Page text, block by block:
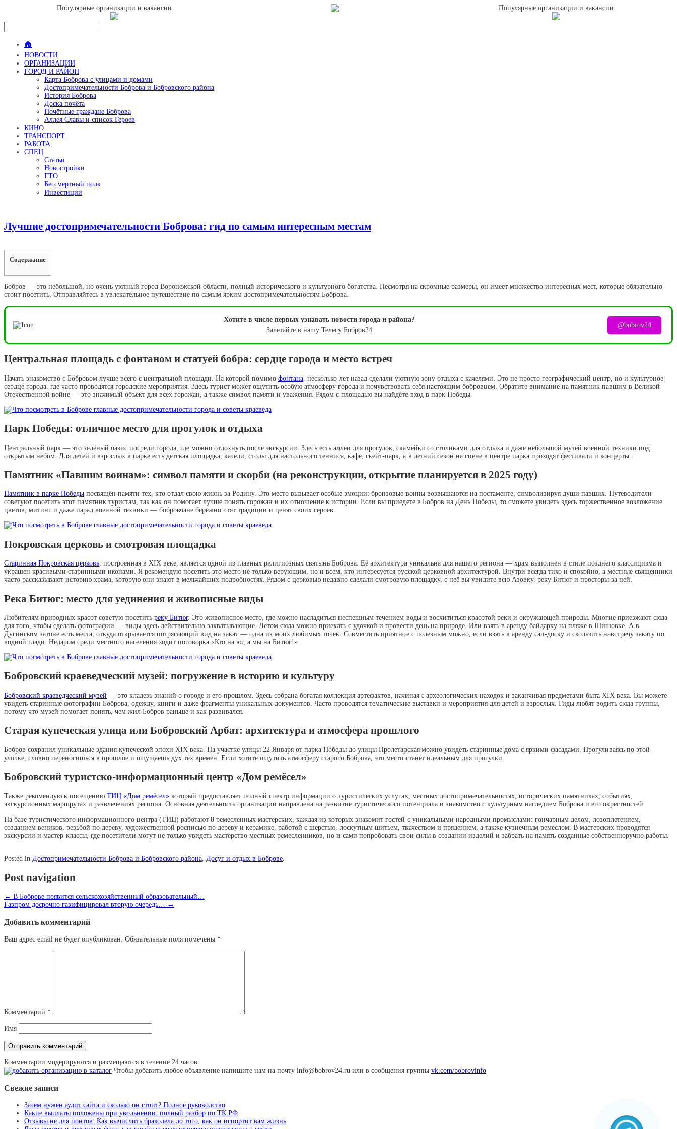
Популярные организации и вакансии Популярные организации и вакансии
🏠
НОВОСТИ
ОРГАНИЗАЦИИ
ГОРОД И РАЙОН
Карта Боброва с улицами и домами
Достопримечательности Боброва и Бобровского района
История Боброва
Доска почёта
Почётные граждане Боброва
Аллея Славы и список Героев
КИНО
ТРАНСПОРТ
РАБОТА
СПЕЦ
Статьи
Новостройки
ГТО
Бессмертный полк
Инвестиции
Лучшие достопримечательности Боброва: гид по самым интересным местам
Содержание
Бобров — это небольшой, но очень уютный город Воронежской области, полный исторического и культурного богатства. Несмотря на скромные размеры, он имеет множество интересных мест, которые обязательно
стоит посетить. Отправляйтесь в увлекательное путешествие по самым ярким достопримечательностям Боброва.
Хотите в числе первых узнавать новости города и района?
Залетайте в нашу Телегу Бобров24
@bobrov24
Центральная площадь с фонтаном и статуей бобра: сердце города и место встреч
Начать знакомство с Бобровом лучше всего с центральной площади. На которой помимо фонтана , несколько лет назад сделали уютную зону отдыха с качелями. Это не просто географический центр, но и культурное
сердце города, где часто проводятся городские мероприятия. Здесь турист может ощутить особую атмосферу города и почувствовать себя настоящим бобровцем. Обратите внимание на памятник павшим в Великой
Отечественной войне — это значимый объект для всех горожан, а также символ памяти и уважения. Рядом с площадью вы найдёте вход в парк Победы.
Парк Победы: отличное место для прогулок и отдыха
Центральный парк — это зелёный оазис посреди города, где можно отдохнуть после экскурсии. Здесь есть аллеи для прогулок, скамейки со столиками для отдыха и даже небольшой музей военной техники под
открытым небом. Для детей и взрослых в парке есть детская площадка, качели, столы для настольного тенниса, кафе, скейт-парк, а в летний сезон на сцене в центре парка проходят фестивали и концерты.
Памятник «Павшим воинам»: символ памяти и скорби (на реконструкции, открытие планируется в 2025 году)
Памятник в парке Победы посвящён памяти тех, кто отдал свою жизнь за Родину. Это место вызывает особые эмоции: бронзовые воины возвышаются на постаменте, символизируя души павших. Путеводители
советуют посетить этот памятник туристам, так как он помогает лучше понять горожан и их отношение к истории. Если вы приедете в Бобров на День Победы, то сможете увидеть здесь торжественное возложение
цветов, митинг и даже парад военной техники — бобровчане бережно чтят традиции и ценят своих героев.
Покровская церковь и смотровая площадка
Старинная Покровская церковь, построенная в XIX веке, является одной из главных религиозных святынь Боброва. Её архитектура уникальна для нашего региона — храм выполнен в стиле позднего классицизма и
украшен красивыми старинными иконами. Я рекомендую посетить это место не только верующим, но и всем, кто интересуется русской церковной архитектурой. Внутри всегда тихо и спокойно, а местные священники
часто рассказывают историю храма, которую они знают в мельчайших подробностях. Рядом с церковью недавно сделали смотровую площадку, с неё вы увидите всю Азовку, реку Битюг и просторы за ней.
Река Битюг: место для уединения и живописные виды
Любителям природных красот советую посетить реку Битюг. Это живописное место, где можно насладиться неспешным течением воды и восхититься красотой реки и окружающей природы. Многие приезжают сюда
для того, чтобы сделать фотографии — виды здесь действительно захватывающие. Летом сюда можно приехать с удочкой и провести день на природе. Или взять в аренду байдарку на пляже в Шишовке. А в
Дугинском затоне есть места, откуда открывается потрясающий вид на закат — одна из моих любимых точек. Совместить приятное с полезным можно, если взять в аренду сап-доску и скользить навстречу закату по
водной глади. Недаром среди местного населения ходит поговорка «Кто на юг, а мы на Битюг!».
Бобровский краеведческий музей: погружение в историю и культуру
Бобровский краеведческий музей — это кладезь знаний о городе и его прошлом. Здесь собрана богатая коллекция артефактов, начиная с археологических находок и заканчивая предметами быта XIX века. Вы можете
увидеть старинные фотографии Боброва, одежду, книги и даже фрагменты уникальных документов. Часто проводятся тематические выставки и мероприятия для детей и взрослых. Гиды любят водить сюда группы,
потому что музей помогает понять, чем жил Бобров раньше и как развивался.
Старая купеческая улица или Бобровский Арбат: архитектура и атмосфера прошлого
Бобров сохранил уникальные здания купеческой эпохи XIX века. На участке улицы 22 Января от парка Победы до улицы Пролетарская можно увидеть старинные дома с яркими фасадами. Прогуливаясь по этой
улочке, словно переносишься в прошлое и ощущаешь дух тех времен. Если хотите ощутить атмосферу старого Боброва, это место станет идеальным для прогулки.
Бобровский туристско-информационный центр «Дом ремёсел»
Также рекомендую к посещению ТИЦ «Дом ремёсел» который предоставляет полный спектр информации о туристических услугах, местных достопримечательностях, исторических памятниках, событиях,
экскурсионных маршрутах и развлечениях региона. Основная деятельность организации направлена на развитие туристического потенциала и знакомство с культурным наследием Боброва и его окрестностей.
На базе туристического информационного центра (ТИЦ) работают 8 ремесленных мастерских, каждая из которых знакомит гостей с уникальными народными промыслами: гончарным делом, лозоплетением,
созданием веников, резьбой по дереву, художественной росписью по дереву и керамике, работой с шерстью, лоскутным шитьем, ткачеством и прядением, а также кузнечным ремеслом. В мастерских проводятся
экскурсии и мастер-классы, где посетители могут не только увидеть мастерство местных ремесленников, но и сами попробовать свои силы в создании изделий и забрать на память созданные собственноручно работы.
Posted in Достопримечательности Боброва и Бобровского района Досуг и отдых в Боброве
Post navigation
← В Боброве появится сельскохозяйственный образовательный…
Газпром досрочно газифицировал вторую очередь… →
Добавить комментарий
Ваш адрес email не будет опубликован. Обязательные поля помечены *
Комментарий *
Имя
Комментарии модерируются и размещаются в течение 24 часов.
Чтобы добавить любое объявление напишите нам на почту info@bobrov24.ru или в сообщения группы vk.com/bobrovinfo
Свежие записи
Зачем нужен аудит сайта и сколько он стоит? Полное руководство
Какие выплаты положены при увольнении: полный разбор по ТК РФ
Отзывы не для понтов: Как вычислить бракодела до того, как он испортит вам жизнь